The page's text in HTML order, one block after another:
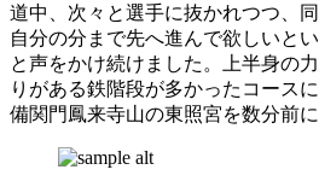
道中、次々と選手に抜かれつつ、
自分の分まで先へ進んで欲しいと
と声をかけ続けました。上半身の
りがある鉄階段が多かったコース
備関門鳳来寺山の東照宮を数分前に